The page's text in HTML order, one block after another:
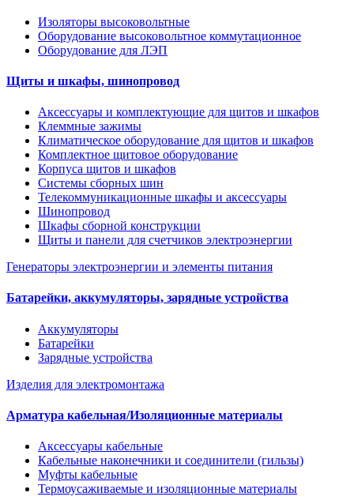
Изоляторы высоковольтные
Оборудование высоковольтное коммутационное
Оборудование для ЛЭП
Щиты и шкафы, шинопровод
Аксессуары и комплектующие для щитов и шкафов
Клеммные зажимы
Климатическое оборудование для щитов и шкафов
Комплектное щитовое оборудование
Корпуса щитов и шкафов
Системы сборных шин
Телекоммуникационные шкафы и аксессуары
Шинопровод
Шкафы сборной конструкции
Щиты и панели для счетчиков электроэнергии
Генераторы электроэнергии и элементы питания
Батарейки, аккумуляторы, зарядные устройства
Аккумуляторы
Батарейки
Зарядные устройства
Изделия для электромонтажа
Арматура кабельная/Изоляционные материалы
Аксессуары кабельные
Кабельные наконечники и соединители (гильзы)
Муфты кабельные
Термоусаживаемые и изоляционные материалы